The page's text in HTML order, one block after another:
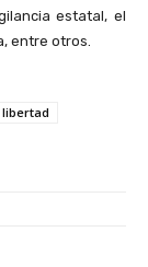
estatal, el
entre otros.
libertad